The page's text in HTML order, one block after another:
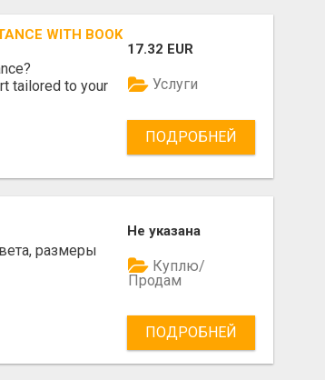
WITH BOOKMYESSAY TODAY
tailored to your
17.32 EUR
Услуги
ПОДРОБНЕЙ
размеры
Не указана
Куплю/
Продам
ПОДРОБНЕЙ